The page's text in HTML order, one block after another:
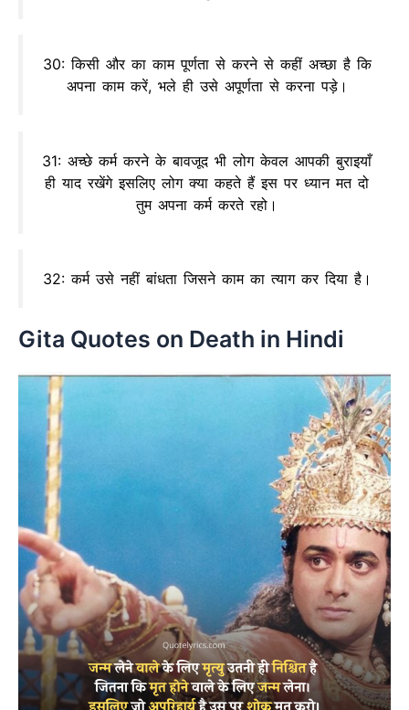
30: किसी और का काम पूर्णता से करने से कहीं अच्छा है कि
अपना काम करें, भले ही उसे अपूर्णता से करना पड़े।
31: अच्छे कर्म करने के बावजूद भी लोग केवल आपकी बुराइयाँ
ही याद रखेंगे इसलिए लोग क्या कहते हैं इस पर ध्यान मत दो
तुम अपना कर्म करते रहो।
32: कर्म उसे नहीं बांधता जिसने काम का त्याग कर दिया है।
Gita Quotes on Death in Hindi